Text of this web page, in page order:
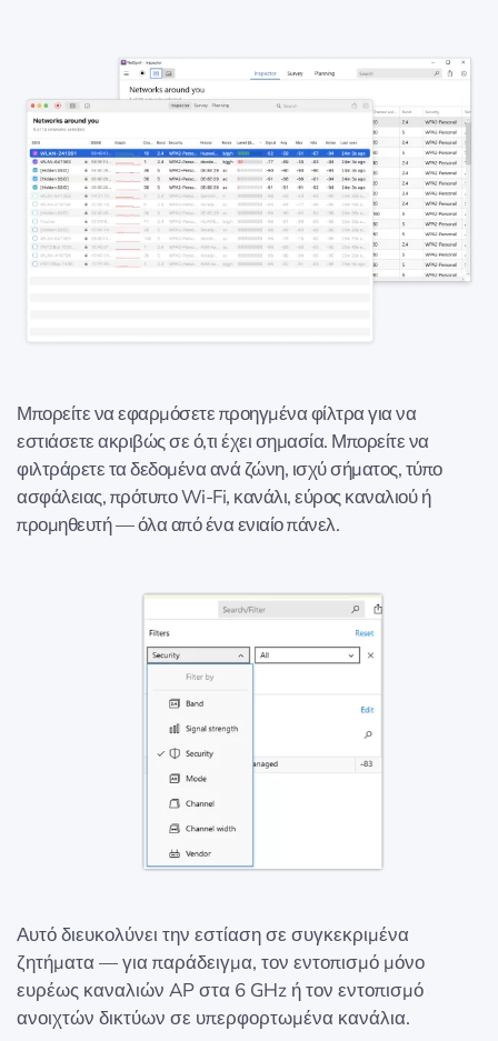
Μπορείτε να εφαρμόσετε προηγμένα φίλτρα για να
εστιάσετε ακριβώς σε ό,τι έχει σημασία. Μπορείτε να
φιλτράρετε τα δεδομένα ανά ζώνη, ισχύ σήματος, τύπο
ασφάλειας, πρότυπο Wi-Fi, κανάλι, εύρος καναλιού ή
προμηθευτή — όλα από ένα ενιαίο πάνελ.
Αυτό διευκολύνει την εστίαση σε συγκεκριμένα
ζητήματα — για παράδειγμα, τον εντοπισμό μόνο
ευρέως καναλιών AP στα 6 GHz ή τον εντοπισμό
ανοιχτών δικτύων σε υπερφορτωμένα κανάλια.